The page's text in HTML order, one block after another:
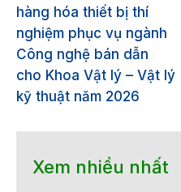
hàng hóa thiết bị thí
nghiệm phục vụ ngành
Công nghệ bán dẫn
cho Khoa Vật lý – Vật lý
kỹ thuật năm 2026
Xem nhiều nhất